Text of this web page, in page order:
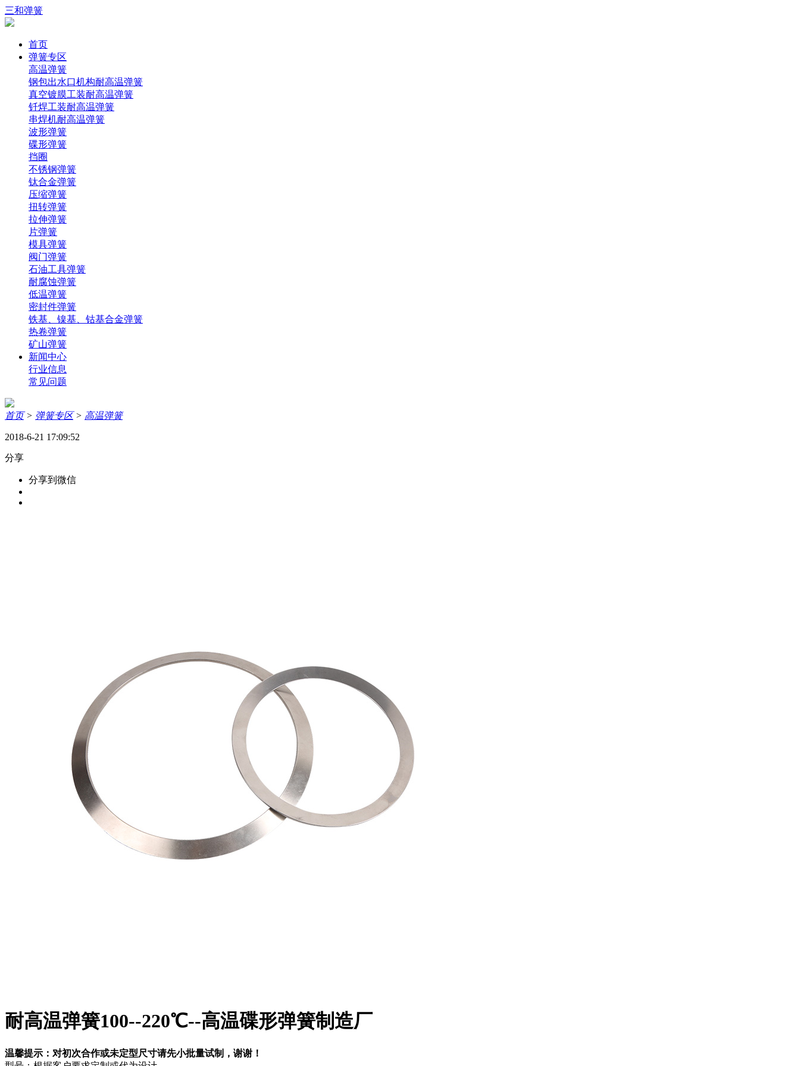
三和弹簧
首页
弹簧专区
高温弹簧
钢包出水口机构耐高温弹簧
真空镀膜工装耐高温弹簧
钎焊工装耐高温弹簧
串焊机耐高温弹簧
波形弹簧
碟形弹簧
挡圈
不锈钢弹簧
钛合金弹簧
压缩弹簧
扭转弹簧
拉伸弹簧
片弹簧
模具弹簧
阀门弹簧
石油工具弹簧
耐腐蚀弹簧
低温弹簧
密封件弹簧
铁基、镍基、钴基合金弹簧
热卷弹簧
矿山弹簧
新闻中心
行业信息
常见问题
首页 > 弹簧专区 > 高温弹簧
2018-6-21 17:09:52
分享
分享到微信
耐高温弹簧100--220℃--高温碟形弹簧制造厂
温馨提示：对初次合作或未定型尺寸请先小批量试制，谢谢！